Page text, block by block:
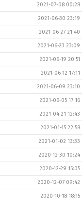
2021-07-08 00:28
2021-06-30 23:19
2021-06-27 21:40
2021-06-23 23:09
2021-06-19 20:51
2021-06-12 17:11
2021-06-09 23:10
2021-06-05 17:16
2021-04-21 12:43
2021-01-15 22:58
2021-01-02 13:33
2020-12-30 10:24
2020-12-29 15:05
2020-12-07 09:42
2020-10-18 18:15